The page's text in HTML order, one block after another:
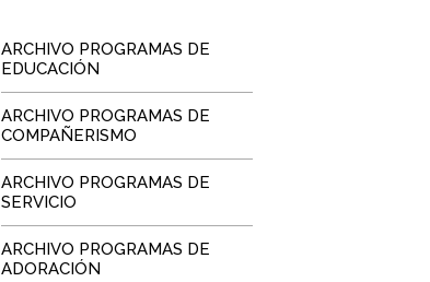
ARCHIVO PROGRAMAS DE
EDUCACIÓN
ARCHIVO PROGRAMAS DE
COMPAÑERISMO
ARCHIVO PROGRAMAS DE
SERVICIO
ARCHIVO PROGRAMAS DE
ADORACIÓN